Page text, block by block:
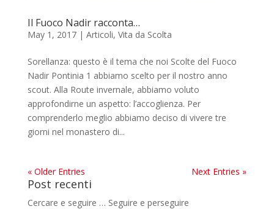
Il Fuoco Nadir racconta…
May 1, 2017| Articoli, Vita da Scolta
Sorellanza: questo è il tema che noi Scolte del Fuoco
Nadir Pontinia 1 abbiamo scelto per il nostro anno
scout. Alla Route invernale, abbiamo voluto
approfondirne un aspetto: l’accoglienza. Per
comprenderlo meglio abbiamo deciso di vivere tre
giorni nel monastero di...
« Older Entries Next Entries »
Post recenti
Cercare e seguire … Seguire e perseguire